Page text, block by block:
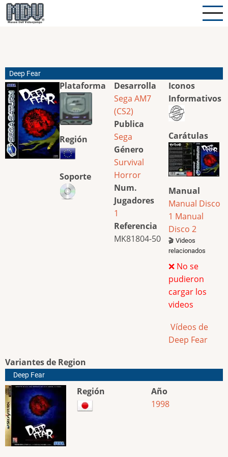
Pasar
al
Deep Fear
Plataforma
Región
Soporte
Desarrolla
Sega AM7
(CS2)
Publica
Sega
Género
Survival
Horror
Num.
Jugadores
1
Referencia
MK81804-50
Iconos
Informativos
Carátulas
Manual
Manual Disco
1 Manual
Disco 2
🎬 Videos
relacionados
❌ No se
pudieron
cargar los
videos
Vídeos de
Deep Fear
Variantes de Region
Deep Fear
Región
Año
1998